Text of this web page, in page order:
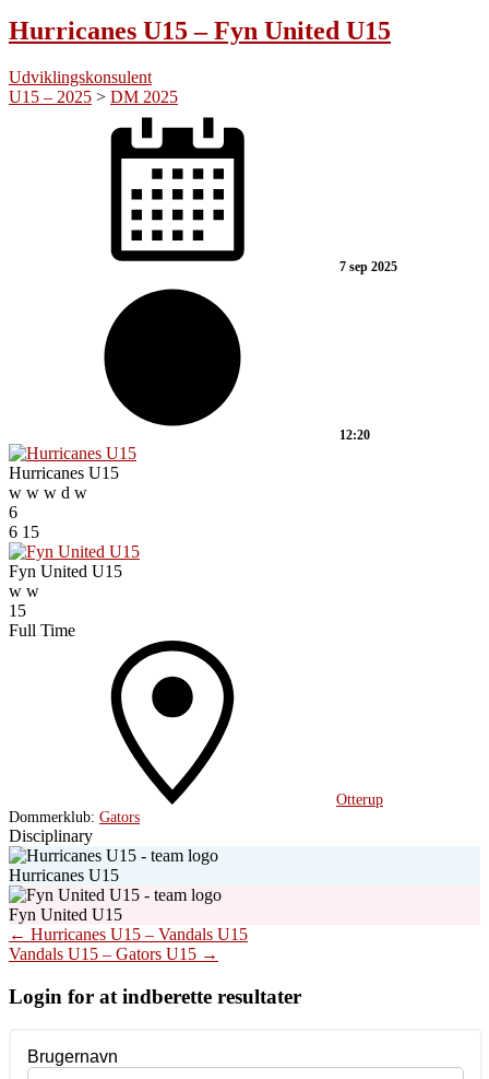
Hurricanes U15 – Fyn United U15
Udviklingskonsulent
U15 – 2025 > DM 2025
7 sep 2025
12:20
Hurricanes U15
w w w d w
6
6 15
Fyn United U15
w w
15
Full Time
Otterup
Dommerklub: Gators
Disciplinary
Hurricanes U15
Fyn United U15
Post
navigation
← Hurricanes U15 – Vandals U15
Vandals U15 – Gators U15 →
Login for at indberette resultater
Brugernavn